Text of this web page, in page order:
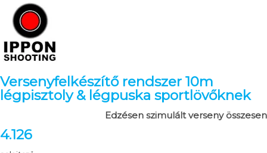
Versenyfelkészítő rendszer 10m
légpisztoly & légpuska sportlövőknek
Edzésen szimulált verseny összesen
4.126